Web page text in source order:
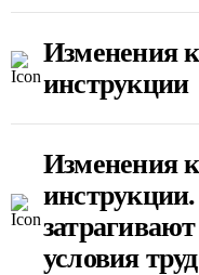
Изменения
инструкции
Изменения
условия